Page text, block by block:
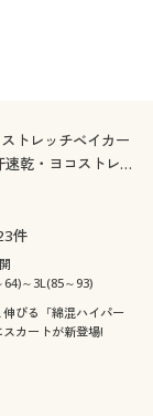
トレッチベイカー
乾・ヨコストレッ
件
～3L(85～93)
びる「綿混ハイパー
カートが新登場!